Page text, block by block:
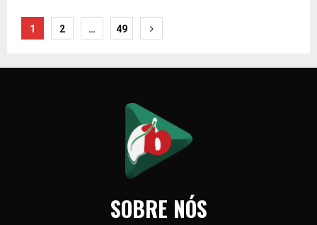
Paginação
posts
1 2 … 49
SOBRE NÓS